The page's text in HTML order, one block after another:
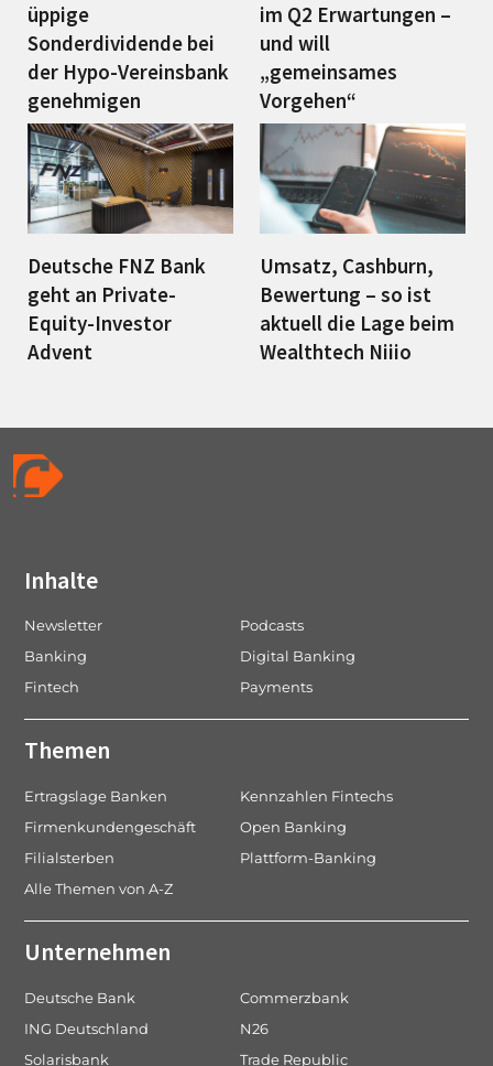
üppige
Sonderdividende bei
der Hypo-Vereinsbank
genehmigen
im Q2 Erwartungen –
und will
„gemeinsames
Vorgehen“
Deutsche FNZ Bank
geht an Private-
Equity-Investor
Advent
Umsatz, Cashburn,
Bewertung – so ist
aktuell die Lage beim
Wealthtech Niiio
Inhalte
Newsletter
Podcasts
Banking
Digital Banking
Fintech
Payments
Themen
Ertragslage Banken
Kennzahlen Fintechs
Firmenkundengeschäft
Open Banking
Filialsterben
Plattform-Banking
Alle Themen von A-Z
Unternehmen
Deutsche Bank
Commerzbank
ING Deutschland
N26
Solarisbank
Trade Republic